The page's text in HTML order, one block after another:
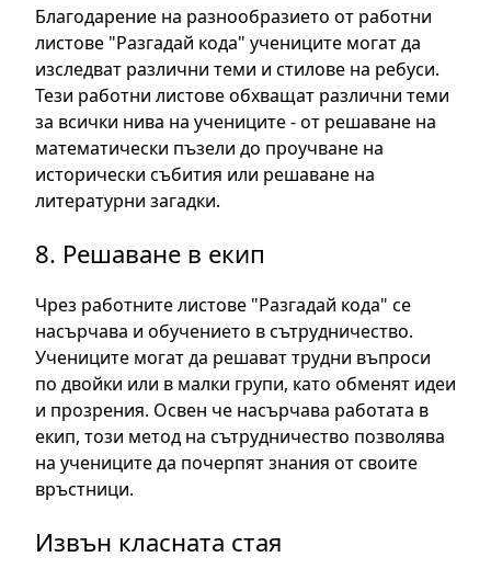
Благодарение на разнообразието от работни
листове "Разгадай кода" учениците могат да
изследват различни теми и стилове на ребуси.
Тези работни листове обхващат различни теми
за всички нива на учениците - от решаване на
математически пъзели до проучване на
исторически събития или решаване на
литературни загадки.
8. Решаване в екип
Чрез работните листове "Разгадай кода" се
насърчава и обучението в сътрудничество.
Учениците могат да решават трудни въпроси
по двойки или в малки групи, като обменят идеи
и прозрения. Освен че насърчава работата в
екип, този метод на сътрудничество позволява
на учениците да почерпят знания от своите
връстници.
Извън класната стая